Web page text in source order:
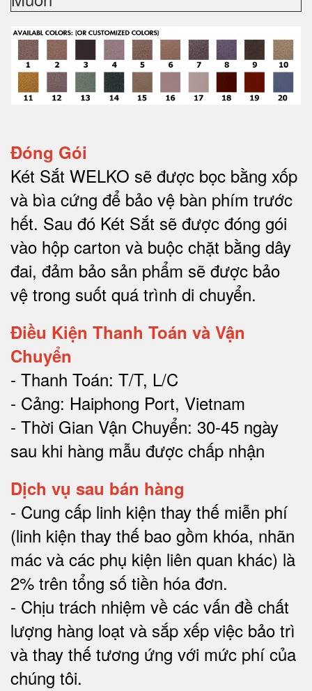
Đóng Gói
Két Sắt WELKO sẽ được bọc bằng xốp
và bìa cứng để bảo vệ bàn phím trước
hết. Sau đó Két Sắt sẽ được đóng gói
vào hộp carton và buộc chặt bằng dây
đai, đảm bảo sản phẩm sẽ được bảo
vệ trong suốt quá trình di chuyển.
Điều Kiện Thanh Toán và Vận
Chuyển
- Thanh Toán: T/T, L/C
- Cảng: Haiphong Port, Vietnam
- Thời Gian Vận Chuyển: 30-45 ngày
sau khi hàng mẫu được chấp nhận
Dịch vụ sau bán hàng
- Cung cấp linh kiện thay thế miễn phí
(linh kiện thay thế bao gồm khóa, nhãn
mác và các phụ kiện liên quan khác) là
2% trên tổng số tiền hóa đơn.
- Chịu trách nhiệm về các vấn đề chất
lượng hàng loạt và sắp xếp việc bảo trì
và thay thế tương ứng với mức phí của
chúng tôi.